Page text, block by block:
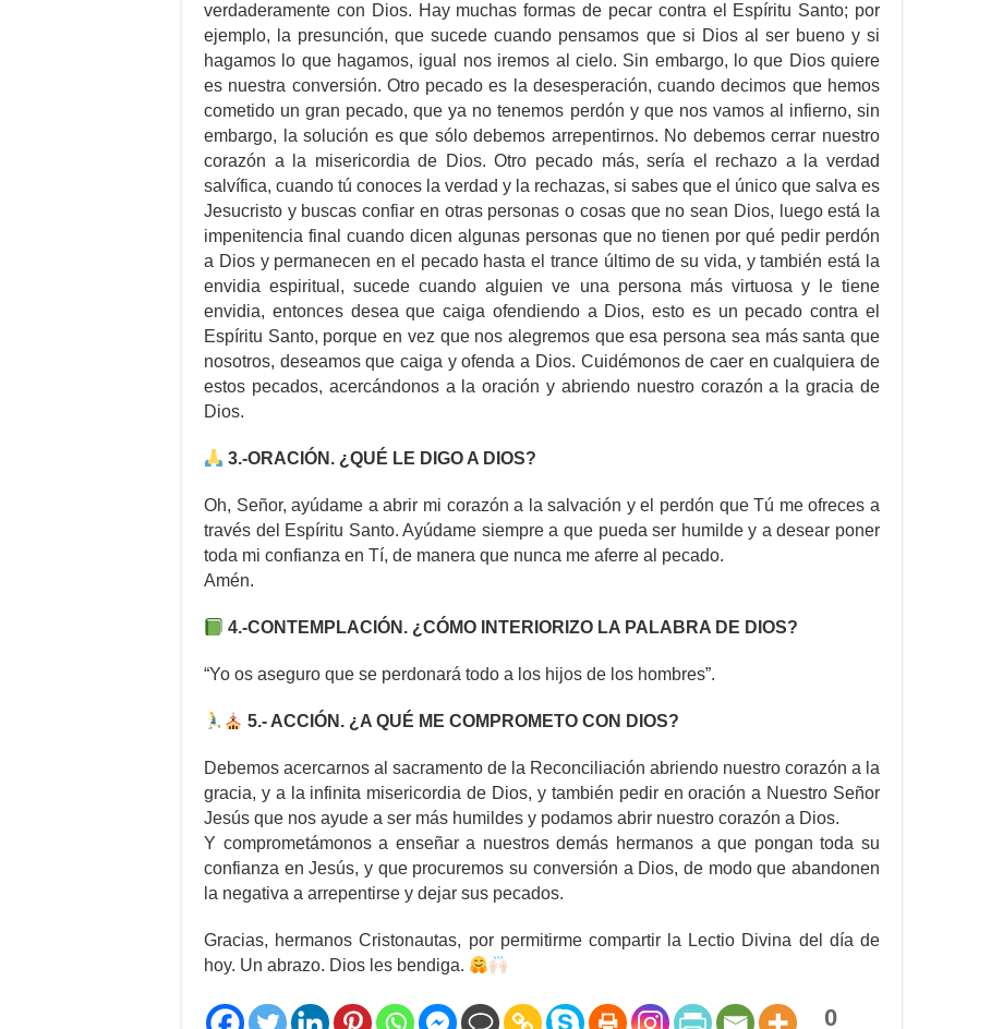
verdaderamente con Dios. Hay muchas formas de pecar contra el Espíritu Santo; por
ejemplo, la presunción, que sucede cuando pensamos que si Dios al ser bueno y si
hagamos lo que hagamos, igual nos iremos al cielo. Sin embargo, lo que Dios quiere
es nuestra conversión. Otro pecado es la desesperación, cuando decimos que hemos
cometido un gran pecado, que ya no tenemos perdón y que nos vamos al infierno, sin
embargo, la solución es que sólo debemos arrepentirnos. No debemos cerrar nuestro
corazón a la misericordia de Dios. Otro pecado más, sería el rechazo a la verdad
salvífica, cuando tú conoces la verdad y la rechazas, si sabes que el único que salva es
Jesucristo y buscas confiar en otras personas o cosas que no sean Dios, luego está la
impenitencia final cuando dicen algunas personas que no tienen por qué pedir perdón
a Dios y permanecen en el pecado hasta el trance último de su vida, y también está la
envidia espiritual, sucede cuando alguien ve una persona más virtuosa y le tiene
envidia, entonces desea que caiga ofendiendo a Dios, esto es un pecado contra el
Espíritu Santo, porque en vez que nos alegremos que esa persona sea más santa que
nosotros, deseamos que caiga y ofenda a Dios. Cuidémonos de caer en cualquiera de
estos pecados, acercándonos a la oración y abriendo nuestro corazón a la gracia de
Dios.
3.-ORACIÓN. ¿QUÉ LE DIGO A DIOS?
Oh, Señor, ayúdame a abrir mi corazón a la salvación y el perdón que Tú me ofreces a
través del Espíritu Santo. Ayúdame siempre a que pueda ser humilde y a desear poner
toda mi confianza en Tí, de manera que nunca me aferre al pecado.
Amén.
4.-CONTEMPLACIÓN. ¿CÓMO INTERIORIZO LA PALABRA DE DIOS?
“Yo os aseguro que se perdonará todo a los hijos de los hombres”.
5.- ACCIÓN. ¿A QUÉ ME COMPROMETO CON DIOS?
Debemos acercarnos al sacramento de la Reconciliación abriendo nuestro corazón a la
gracia, y a la infinita misericordia de Dios, y también pedir en oración a Nuestro Señor
Jesús que nos ayude a ser más humildes y podamos abrir nuestro corazón a Dios.
Y comprometámonos a enseñar a nuestros demás hermanos a que pongan toda su
confianza en Jesús, y que procuremos su conversión a Dios, de modo que abandonen
la negativa a arrepentirse y dejar sus pecados.
Gracias, hermanos Cristonautas, por permitirme compartir la Lectio Divina del día de
hoy. Un abrazo. Dios les bendiga.
0